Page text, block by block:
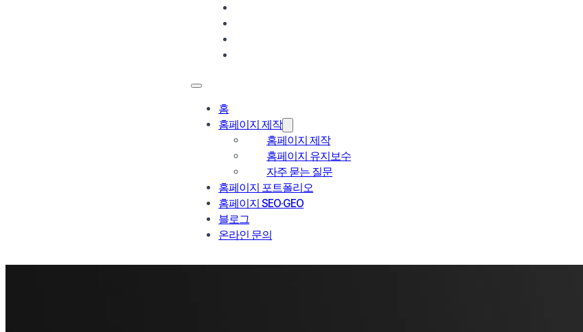
홈
홈페이지 제작
홈페이지 제작
홈페이지 유지보수
자주 묻는 질문
홈페이지 포트폴리오
홈페이지 SEO·GEO
블로그
온라인 문의